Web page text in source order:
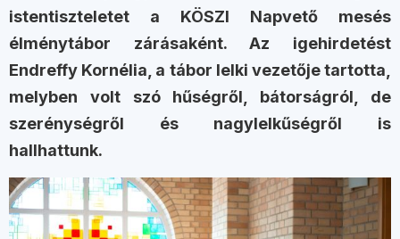
istentiszteletet a KÖSZI Napvető mesés
élménytábor zárásaként. Az igehirdetést
Endreffy Kornélia, a tábor lelki vezetője tartotta,
melyben volt szó hűségről, bátorságról, de
szerénységről és nagylelkűségről is
hallhattunk.